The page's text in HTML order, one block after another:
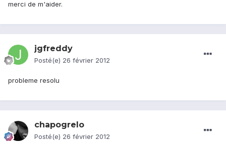
merci de m'aider.
jgfreddy
Posté(e) 26 février 2012
probleme resolu
chapogrelo
Posté(e) 26 février 2012